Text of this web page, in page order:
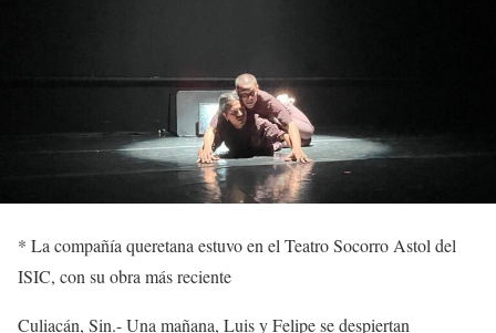
* La compañía queretana estuvo enel Teatro Socorro Astol del
ISIC, con su obra más reciente
Culiacán, Sin.-Una mañana, Luis y Felipe se despiertan